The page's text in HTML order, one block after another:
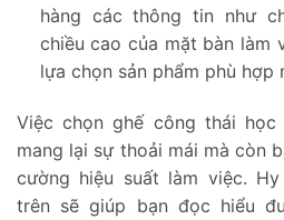
hàng các thông tin như
chiều cao của mặt bàn làm
lựa chọn sản phẩm phù hợp
Việc chọn ghế công thái học
mang lại sự thoải mái mà còn
cường hiệu suất làm việc.
trên sẽ giúp bạn đọc hiểu